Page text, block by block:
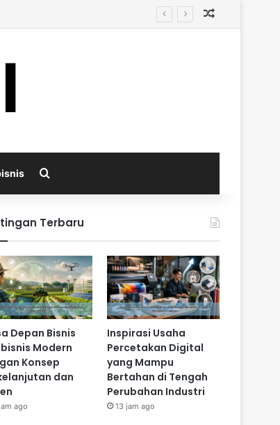
Search for
Terbaru
Depan Bisnis
Modern
Konsep
dan
ago
Inspirasi Usaha
Percetakan Digital
yang Mampu
Bertahan di Tengah
Perubahan Industri
13 jam ago